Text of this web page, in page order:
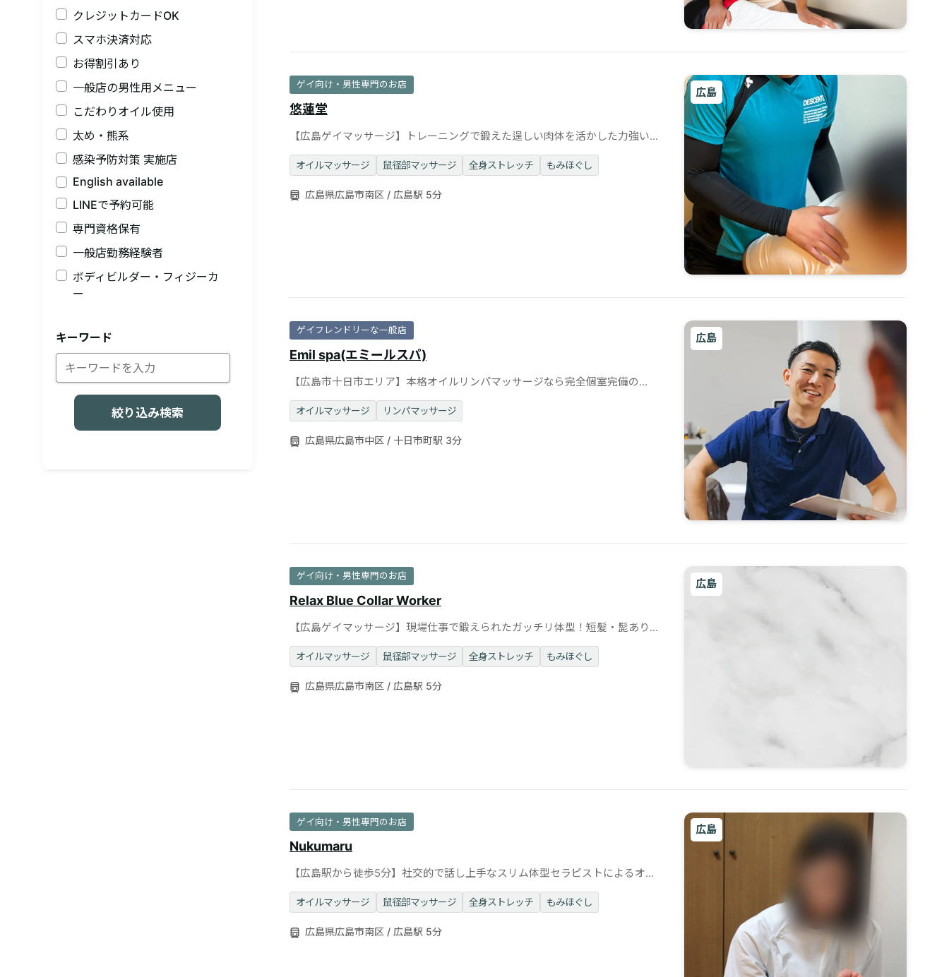
広島
ゲイ向け・男性専門のお店
悠蓮堂
【広島ゲイマッサージ】トレーニングで鍛えた逞しい肉体を活かした力強い
オイルマッサージ 鼠径部マッサージ 全身ストレッチ もみほぐし
広島県広島市南区 / 広島駅 5分
広島
ゲイフレンドリーな一般店
Emil spa(エミールスパ)
【広島市十日市エリア】本格オイルリンパマッサージなら完全個室完備の
オイルマッサージ リンパマッサージ
広島県広島市中区 / 十日市町駅 3分
広島
ゲイ向け・男性専門のお店
Relax Blue Collar Worker
【広島ゲイマッサージ】現場仕事で鍛えられたガッチリ体型！短髪・髭あり
オイルマッサージ 鼠径部マッサージ 全身ストレッチ もみほぐし
広島県広島市南区 / 広島駅 5分
広島
ゲイ向け・男性専門のお店
Nukumaru
【広島駅から徒歩5分】社交的で話し上手なスリム体型セラピストによるオイ
オイルマッサージ 鼠径部マッサージ 全身ストレッチ もみほぐし
広島県広島市南区 / 広島駅 5分
クレジットカードOK
スマホ決済対応
お得割引あり
一般店の男性用メニュー
こだわりオイル使用
太め・熊系
感染予防対策 実施店
English available
LINEで予約可能
専門資格保有
一般店勤務経験者
ボディビルダー・フィジーカ
ー
キーワード
絞り込み検索